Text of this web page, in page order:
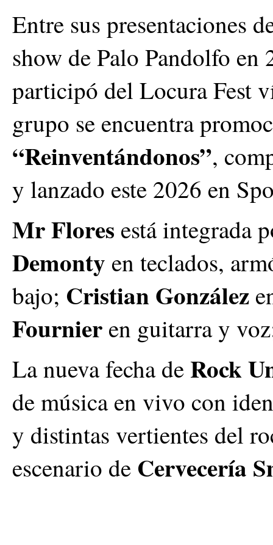
Entre sus presentaciones
show de Palo Pandolfo
participó del Locura Fest
grupo se encuentra
“Reinventándonos”,
y lanzado este 2026 en
Mr Flores está integrada
Demonty en teclados,
bajo; Cristian González
Fournier en guitarra y
La nueva fecha de Rock
de música en vivo con
y distintas vertientes del
escenario de Cervecería